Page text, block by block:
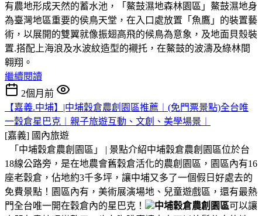
有農地形成天然的蓄水池，「鰲鼓濕地森林園區」鰲鼓濕地身
為臺灣地區重要的侯鳥天堂，在入口處放置「魚鷹」的裝置藝
術，以展開的雙翼就像振翅高飛的候鳥為意象，及地面貝殼裝
置.搭配上海浪及水波紋造型的襯托，在鰲鼓的波濤及綠林間
翱翔。
繼續閱讀
2個月前
【嘉義.中埔】|中埔穀倉農創園區推薦︱(免門票景點)全台唯
一穀倉星巴克︱親子旅遊互動、文創、美學場景︱
[嘉義] 國內旅遊
「中埔穀倉農創園區」 | 景點介紹中埔穀倉農創園區位於台
18線公路旁，是在地農會舊穀倉活化的農創園區，園區內有16
座老穀倉，佔地約3千多坪，讓中埔又多了一個假日好處去的
免費景點！園區內有，美術展演場地、兒童遊戲區，還有最熱
門全台唯一開在穀倉內的星巴克！
中埔穀倉農創園區可以讓